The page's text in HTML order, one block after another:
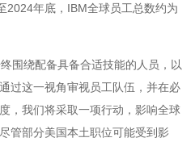
2024年底，IBM全球员工总数约为
围绕配备具备合适技能的人员，以
过这一视角审视员工队伍，并在必
，我们将采取一项行动，影响全球
管部分美国本土职位可能受到影